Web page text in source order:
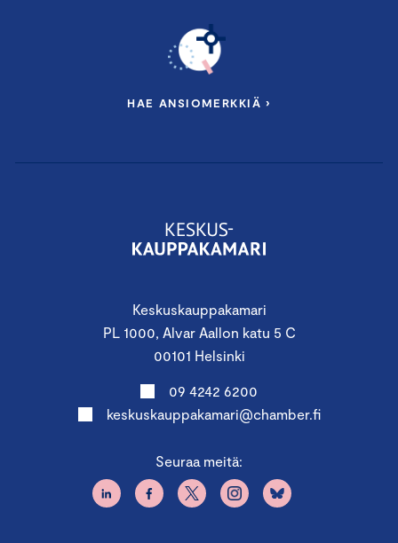
Keskuskauppakamari
PL 1000, Alvar Aallon katu 5 C
00101 Helsinki
09 4242 6200
keskuskauppakamari@chamber.fi
Seuraa meitä:
HAE ANSIOMERKKIÄ ›